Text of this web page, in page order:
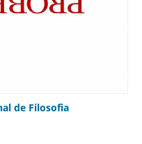
de Filosofia